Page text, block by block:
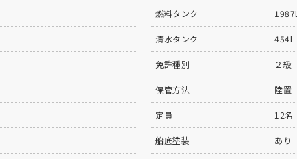
燃料タンク 1987L
清水タンク 454L
免許種別 ２級
保管方法 陸置
定員 12名
船底塗装 あり